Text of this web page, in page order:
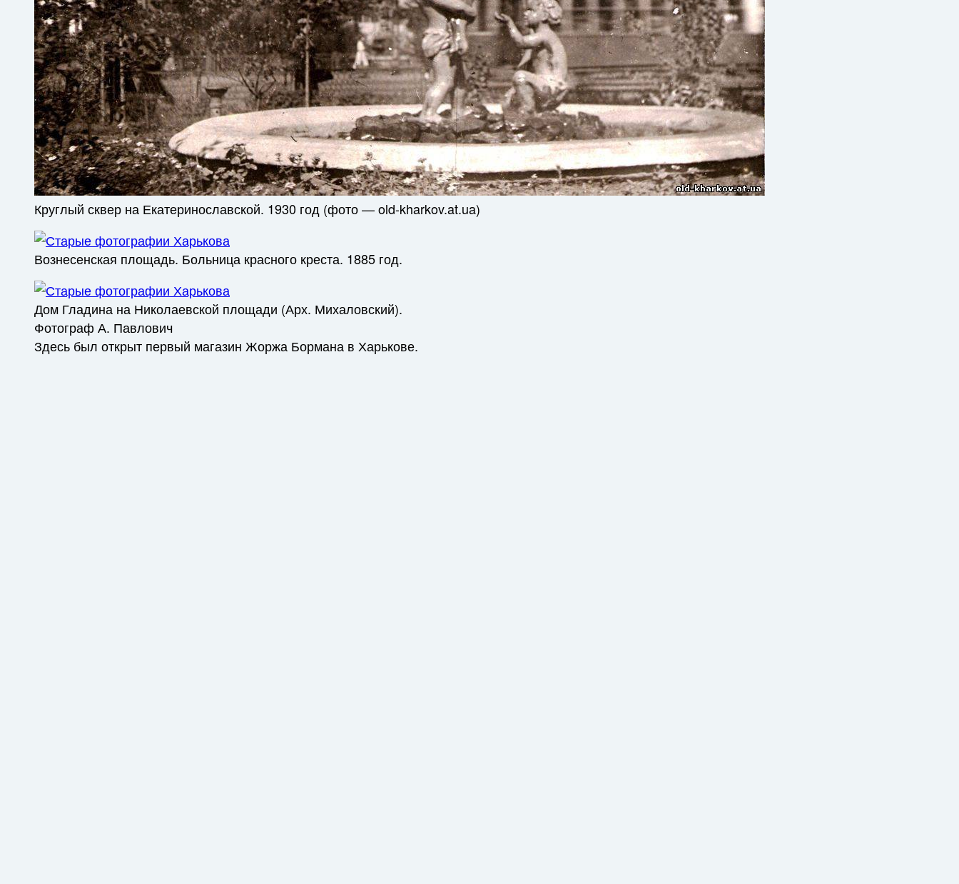
Круглый сквер на Екатеринославской. 1930 год (фото — old-kharkov.at.ua)
Вознесенская площадь. Больница красного креста. 1885 год.
Дом Гладина на Николаевской площади (Арх. Михаловский).
Фотограф А. Павлович
Здесь был открыт первый магазин Жоржа Бормана в Харькове.